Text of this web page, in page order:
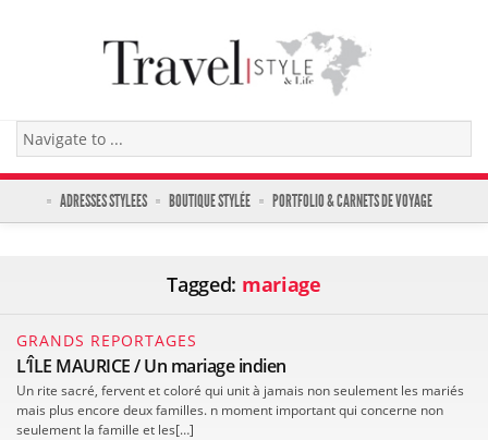
ADRESSES STYLEES BOUTIQUE STYLÉE PORTFOLIO & CARNETS DE VOYAGE
Tagged: mariage
GRANDS REPORTAGES
L’ÎLE MAURICE / Un mariage indien
Un rite sacré, fervent et coloré qui unit à jamais non seulement les mariés
mais plus encore deux familles. n moment important qui concerne non
seulement la famille et les[…]